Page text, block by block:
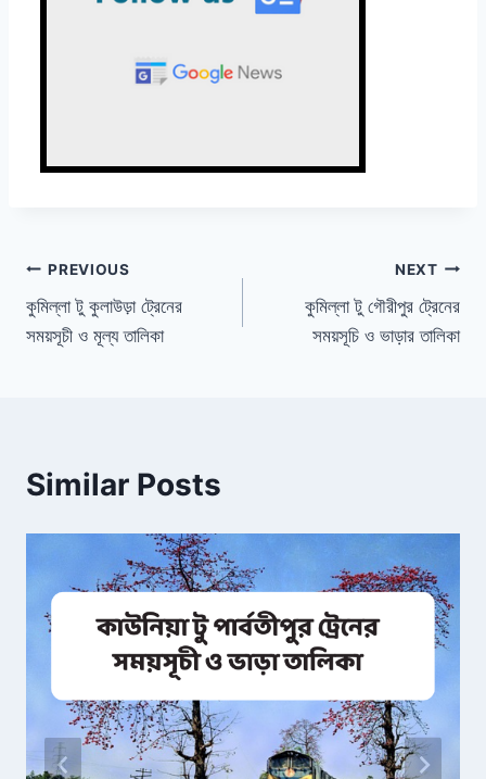
Post
navigation
PREVIOUS
কুমিল্লা টু কুলাউড়া ট্রেনের
সময়সূচী ও মূল্য তালিকা
NEXT
কুমিল্লা টু গৌরীপুর ট্রেনের
সময়সূচি ও ভাড়ার তালিকা
Similar Posts